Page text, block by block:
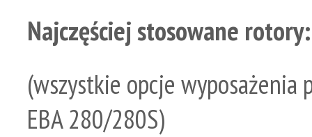
Najczęściej stosowane rotory:
(wszystkie opcje
EBA 280/280S)